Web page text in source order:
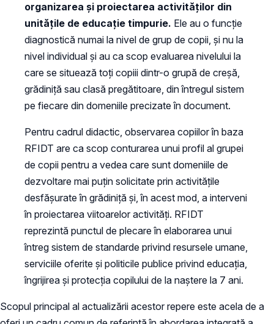
organizarea și proiectarea activităților din
unitățile de educație timpurie. Ele au o funcție
diagnostică numai la nivel de grup de copii, și nu la
nivel individual și au ca scop evaluarea nivelului la
care se situează toți copiii dintr-o grupă de creșă,
grădiniță sau clasă pregătitoare, din întregul sistem
pe fiecare din domeniile precizate în document.
Pentru cadrul didactic, observarea copiilor în baza
RFIDT are ca scop conturarea unui profil al grupei
de copii pentru a vedea care sunt domeniile de
dezvoltare mai puțin solicitate prin activitățile
desfășurate în grădiniță și, în acest mod, a interveni
în proiectarea viitoarelor activități. RFIDT
reprezintă punctul de plecare în elaborarea unui
întreg sistem de standarde privind resursele umane,
serviciile oferite și politicile publice privind educația,
îngrijirea și protecția copilului de la naștere la 7 ani.
Scopul principal al actualizării acestor repere este acela de a